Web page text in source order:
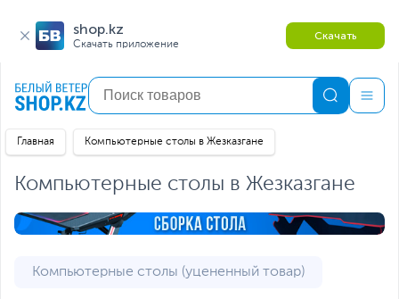
shop.kz
Скачать приложение
Скачать
Главная Компьютерные столы в Жезказгане
Компьютерные столы в Жезказгане
Компьютерные столы (уцененный товар)